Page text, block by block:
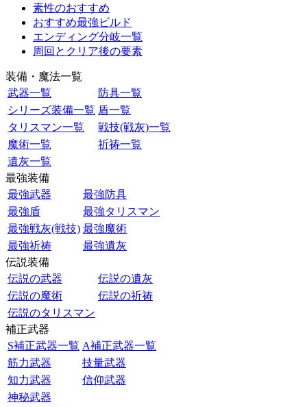
素性のおすすめ
おすすめ最強ビルド
エンディング分岐一覧
周回とクリア後の要素
装備・魔法一覧
武器一覧
防具一覧
シリーズ装備一覧 盾一覧
タリスマン一覧
戦技(戦灰)一覧
魔術一覧
祈祷一覧
遺灰一覧
最強装備
最強武器
最強防具
最強盾
最強タリスマン
最強戦灰(戦技) 最強魔術
最強祈祷
最強遺灰
伝説装備
伝説の武器
伝説の遺灰
伝説の魔術
伝説の祈祷
伝説のタリスマン
補正武器
S補正武器一覧 A補正武器一覧
筋力武器
技量武器
知力武器
信仰武器
神秘武器